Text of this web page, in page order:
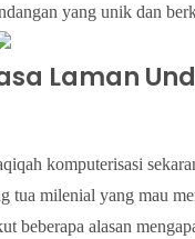
yang unik dan
Laman
komputerisasi
tua milenial yang mau
beberapa alasan